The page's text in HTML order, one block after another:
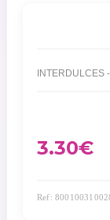
INTERDULCES
3.30€
Ref: